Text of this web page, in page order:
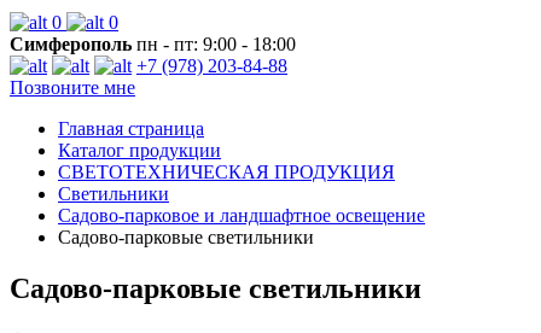
0
0
Симферополь пн - пт: 9:00 - 18:00
+7 (978) 203-84-88
Позвоните мне
Главная страница
Каталог продукции
СВЕТОТЕХНИЧЕСКАЯ ПРОДУКЦИЯ
Светильники
Садово-парковое и ландшафтное освещение
Садово-парковые светильники
Садово-парковые светильники